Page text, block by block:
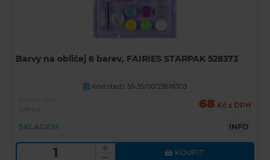
Barvy na obličej 6 barev, FAIRIES STARPAK 528373
U
Kód zboží: 55-35/00/23618303
68 Kč s DPH
SKLADEM INFO
KOUPIT